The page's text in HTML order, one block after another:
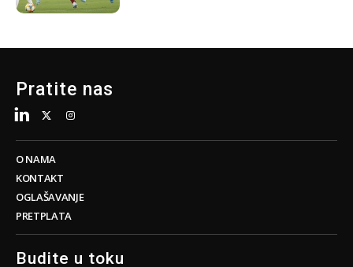
Pratite nas
O NAMA
KONTAKT
OGLAŠAVANJE
PRETPLATA
Budite u toku